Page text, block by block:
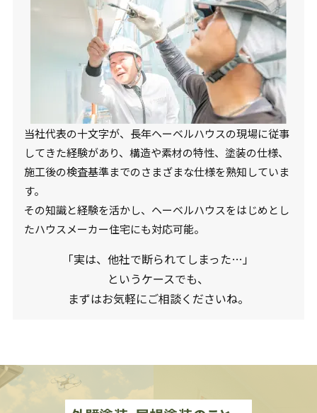
当社代表の十文字が、長年ヘーベルハウスの現場に従事
してきた経験があり、構造や素材の特性、塗装の仕様、
施工後の検査基準までのさまざまな仕様を熟知していま
す。
その知識と経験を活かし、ヘーベルハウスをはじめとし
たハウスメーカー住宅にも対応可能。
「実は、他社で断られてしまった…」
というケースでも、
まずはお気軽にご相談くださいね。